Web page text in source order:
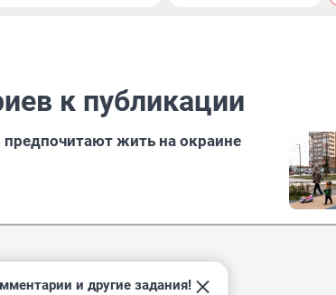
к публикации
жить на окраине
и другие задания!